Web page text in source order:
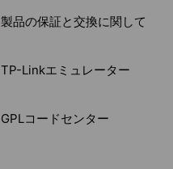
製品の保証と交換に関して
TP-Linkエミュレーター
GPLコードセンター